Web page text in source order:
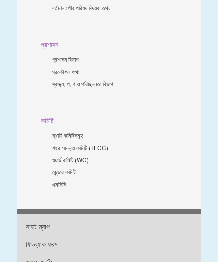
বর্তমান পৌর পরিষদ বিষয়ক তথ্য
প্রশাসন
প্রশাসন বিভাগ
প্রকৌশল শাখা
স্বাস্থ্য, প, প ও পরিচ্ছন্নতা ‍বিভাগ
কমিটি
স্থায়ী কমিটিসমূহ
শহর সমন্বয় কমিটি (TLCC)
ওয়ার্ড কমিটি (WC)
জে্ন্ডার কমিটি
এমসিসি
সাইট ম্যাপ
ফিডব্যাক ফরম